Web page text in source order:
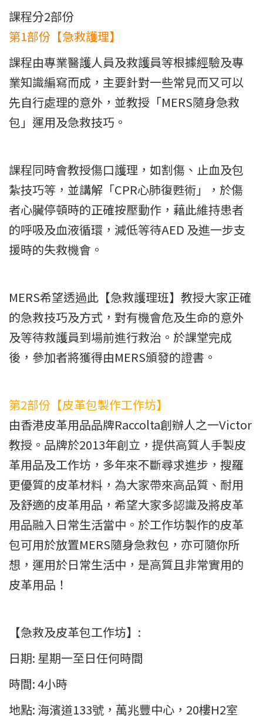
課程分2部份
第1部份【急救護理】
課程由專業醫護人員及救護員等根據經驗及專
業知識編寫而成，主要針對一些常見而又可以
先自行處理的意外，並教授「MERS隨身急救
包」運用及急救技巧。
課程同時會教授傷口護理，如割傷、止血及包
紮技巧等，並講解「CPR心肺復甦術」，於傷
者心臟停頓時的正確按壓動作，藉此維持患者
的呼吸及血液循環，減低等待AED 及進一步支
援時的失救機會。
MERS希望透過此【急救護理班】教授大家正確
的急救技巧及方式，對有機會危及生命的意外
及等待救護員到場前進行救治。於課堂完成
後，參加者將獲得由MERS頒發的證書。
第2部份【皮革包製作工作坊】
由香港皮革用品品牌Raccolta創辦人之一Victor
教授。品牌於2013年創立，提供高質人手製皮
革用品及工作坊，多年來不斷尋求進步，搜羅
更優質的皮革材料，為大家帶來高品質、耐用
及舒適的皮革用品，希望大家多認識及將皮革
用品融入日常生活當中。於工作坊製作的皮革
包可用於放置MERS隨身急救包，亦可隨你所
想，運用於日常生活中，是高質且非常實用的
皮革用品！
【急救及皮革包工作坊】:
日期: 星期一至日任何時間
時間: 4小時
地點: 海濱道133號，萬兆豐中心，20樓H2室